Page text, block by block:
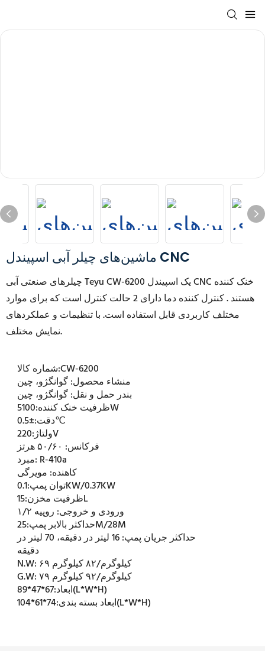
ماشین‌های چیلر آبی اسپیندل CNC
چیلرهای صنعتی آبی Teyu CW-6200 یکاسپیندل CNC خنک کننده
هستند
. کنترل کننده دما دارای 2 حالت کنترل است که برای موارد
مختلف کاربردی قابل استفاده است. با تنظیمات و عملکردهای
نمایش مختلف.
شماره کالا:CW-6200
منشاء محصول:گوانگژو، چین
بندر حمل و نقل:گوانگژو، چین
ظرفیت خنک کننده:5100W
دقت:±0.5℃
ولتاژ:220V
فرکانس: ۵۰/۶۰ هرتز
مبرد: R-410a
کاهنده: مویرگی
توان پمپ:0.1KW/0.37KW
ظرفیت مخزن:15L
ورودی و خروجی: روپیه ۱/۲
حداکثر بالابر پمپ:25M/28M
حداکثر جریان پمپ:
16 لیتر در دقیقه، 70 لیتر در
دقیقه
N.W:
۶۹ کیلوگرم/۸۲ کیلوگرم
G.W:
۷۹ کیلوگرم/۹۲ کیلوگرم
ابعاد:67*47*89(L*W*H)
ابعاد بسته بندی:74*61*104(L*W*H)